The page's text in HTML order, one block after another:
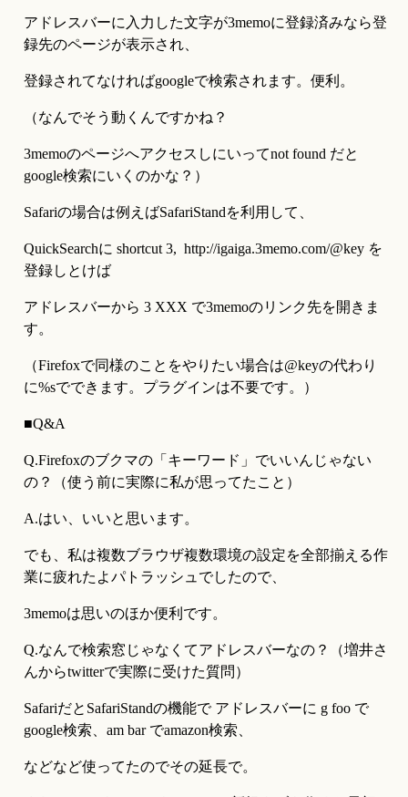
アドレスバーに入力した文字が3memoに登録済みなら登
録先のページが表示され、
登録されてなければgoogleで検索されます。便利。
（なんでそう動くんですかね？
3memoのページへアクセスしにいってnot found だと
google検索にいくのかな？）
Safariの場合は例えばSafariStandを利用して、
QuickSearchに shortcut 3,  http://igaiga.3memo.com/@key を
登録しとけば
アドレスバーから 3 XXX で3memoのリンク先を開きま
す。
（Firefoxで同様のことをやりたい場合は@keyの代わり
に%sでできます。プラグインは不要です。）
■Q&A
Q.Firefoxのブクマの「キーワード」でいいんじゃない
の？（使う前に実際に私が思ってたこと）
A.はい、いいと思います。
でも、私は複数ブラウザ複数環境の設定を全部揃える作
業に疲れたよパトラッシュでしたので、
3memoは思いのほか便利です。
Q.なんで検索窓じゃなくてアドレスバーなの？（増井さ
んからtwitterで実際に受けた質問）
SafariだとSafariStandの機能で アドレスバーに g foo で
google検索、am bar でamazon検索、
などなど使ってたのでその延長で。